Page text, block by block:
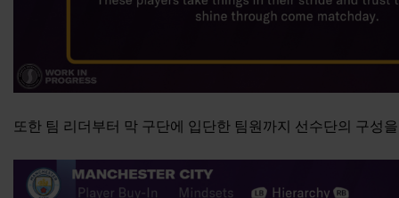
또한 팀 리더부터 막 구단에 입단한 팀원까지 선수단의 구성